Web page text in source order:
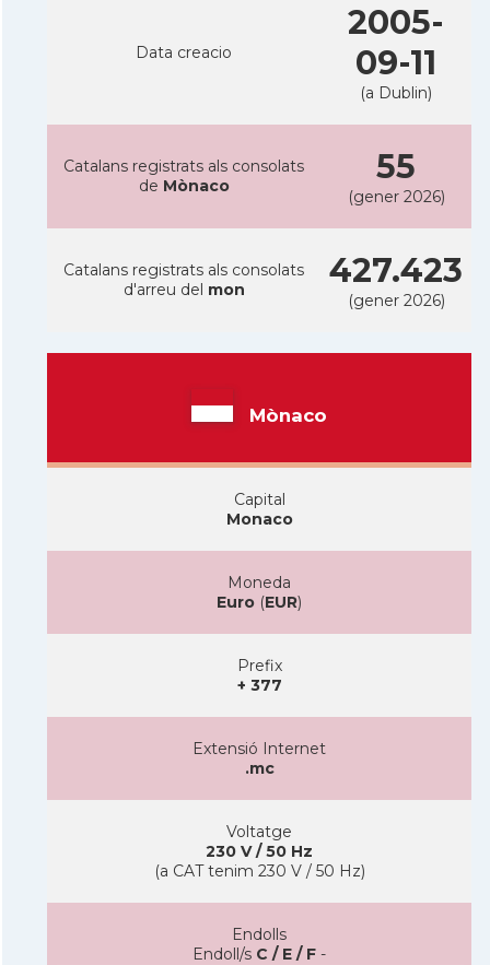
Data creacio
2005-
09-11
(a Dublin)
Catalans registrats als consolats
de Mònaco 55
(gener 2026)
Catalans registrats als consolats
d'arreu del mon 427.423
(gener 2026)
Mònaco
Capital
Monaco
Moneda
Euro (EUR)
Prefix
+ 377
Extensió Internet
.mc
Voltatge
230 V / 50 Hz
(a CAT tenim 230 V / 50 Hz)
Endolls
Endoll/s C / E / F -